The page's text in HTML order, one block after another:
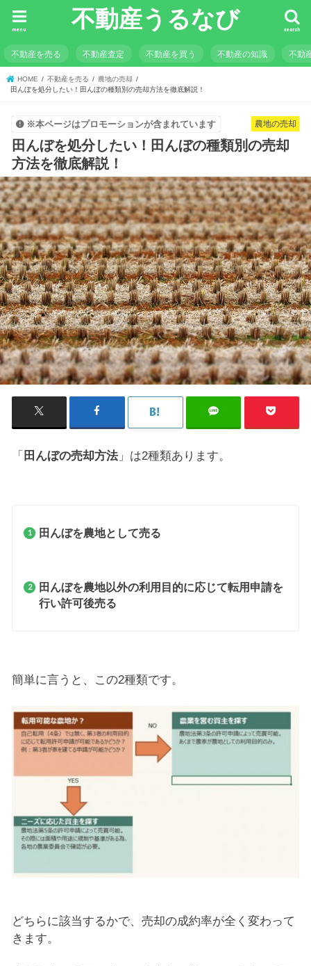
不動産うるなび search
menu
不動産を売る 不動産査定 不動産を買う 不動産の知識 不動
HOME 不動産を売る
農地の売却
田んぼを処分したい！田んぼの種類別の売却方法を徹底解説！
農地の売却
※本ページはプロモーションが含まれています
田んぼを処分したい！田んぼの種類別の売却
方法を徹底解説！
「 田んぼの売却方法」は2種類あります。
田んぼを農地として売る
田んぼを農地以外の利用目的に応じて転用申請を
行い許可後売る
簡単に言うと、この2種類です。
どちらに該当するかで、売却の成約率が全く変わって
きます。